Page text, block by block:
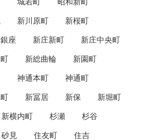
新川原町
新桜町
座 新庄新町
新庄中央町
新総曲輪
新園町
神通本町
神通町
新冨居 新保
新堀町
新横内町 杉瀬
杉谷
砂見 住友町
住吉